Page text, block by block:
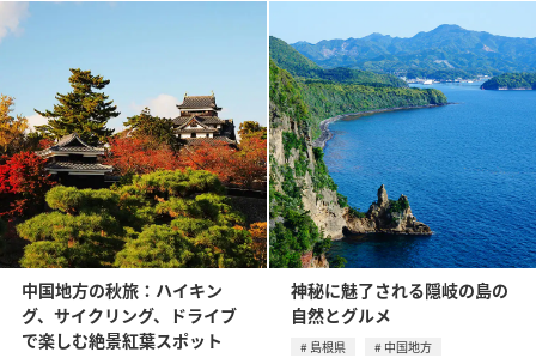
中国地方の秋旅：ハイキン
グ、サイクリング、ドライブ
で楽しむ絶景紅葉スポット
神秘に魅了される隠岐の島の
自然とグルメ
島根県 中国地方